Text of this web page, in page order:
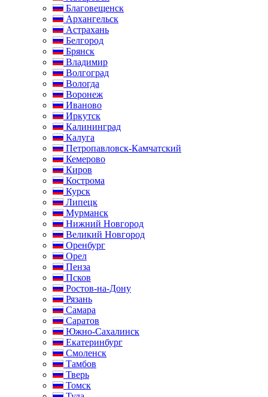
Благовещенск
Архангельск
Астрахань
Белгород
Брянск
Владимир
Волгоград
Вологда
Воронеж
Иваново
Иркутск
Калининград
Калуга
Петропавловск-Камчатский
Кемерово
Киров
Кострома
Курск
Липецк
Мурманск
Нижний Новгород
Великий Новгород
Оренбург
Орел
Пенза
Псков
Ростов-на-Дону
Рязань
Самара
Саратов
Южно-Сахалинск
Екатеринбург
Смоленск
Тамбов
Тверь
Томск